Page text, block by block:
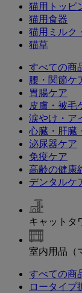
猫用トッピ
猫用食器
猫用ミルク
猫草
すべての商
腰・関節ケ
胃腸ケア
皮膚・被毛
涙やけ・ア
心臓・肝臓
泌尿器ケア
免疫ケア
高齢の健康
デンタルケ
キャットタ
室内用品（
すべての商
ロータイプ